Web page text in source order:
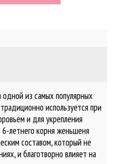
из самых популярных
используется при
и для укрепления
летнего корня женьшеня
составом, который не
и благотворно влияет на